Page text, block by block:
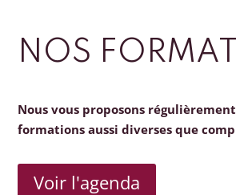
NOS
Nous vous proposons
formations aussi diverses que
Voir l'agenda